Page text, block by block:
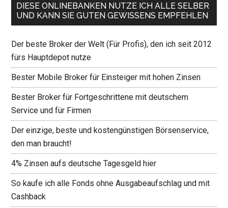
DIESE ONLINEBANKEN NUTZE ICH ALLE SELBER
UND KANN SIE GUTEN GEWISSENS EMPFEHLEN
Der beste Broker der Welt (Für Profis), den ich seit 2012
fürs Hauptdepot nutze
Bester Mobile Broker für Einsteiger mit hohen Zinsen
Bester Broker für Fortgeschrittene mit deutschem
Service und für Firmen
Der einzige, beste und kostengünstigen Börsenservice,
den man braucht!
4% Zinsen aufs deutsche Tagesgeld hier
So kaufe ich alle Fonds ohne Ausgabeaufschlag und mit
Cashback